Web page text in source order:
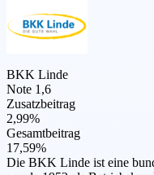
BKK Linde
Note 1,6
Zusatzbeitrag
2,99%
Gesamtbeitrag
17,59%
Die BKK Linde ist eine